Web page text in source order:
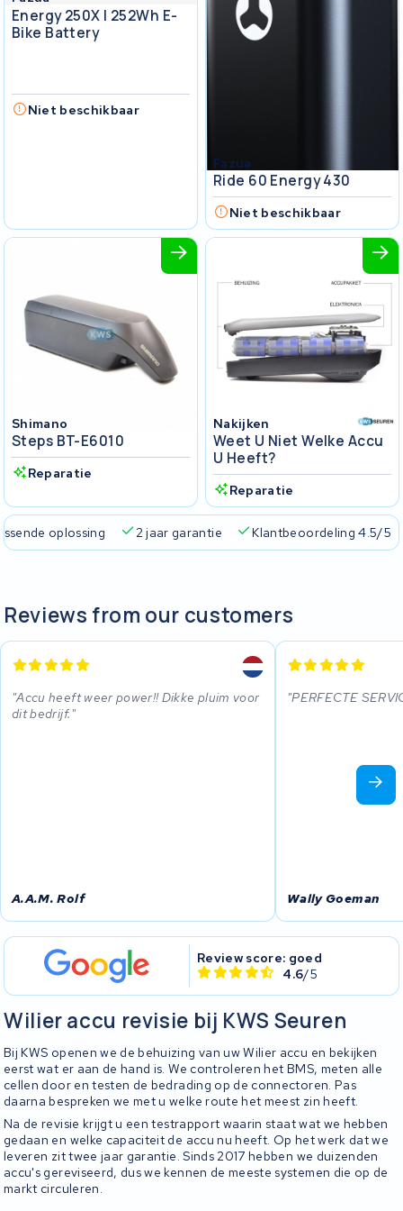
Energy 250X I 252Wh E-
Bike Battery
Niet beschikbaar
Fazua
Ride 60 Energy 430
Niet beschikbaar
Shimano
Steps BT-E6010
Reparatie
Nakijken
Weet U Niet Welke Accu
U Heeft?
Reparatie
oplossing 2 jaar garantie Klantbeoordeling 4.5/5
Reviews from our customers
Accu heeft weer power!! Dikke pluim voor
dit bedrijf.
A.A.M. Rolf
PERFECTE
Wally Goeman
Review score: goed
4.6/5
Wilier accu revisie bij KWS Seuren
Bij KWS openen we de behuizing van uw Wilier accu en bekijken
eerst wat er aan de hand is. We controleren het BMS, meten alle
cellen door en testen de bedrading op de connectoren. Pas
daarna bespreken we met u welke route het meest zin heeft.
Na de revisie krijgt u een testrapport waarin staat wat we hebben
gedaan en welke capaciteit de accu nu heeft. Op het werk dat we
leveren zit twee jaar garantie. Sinds 2017 hebben we duizenden
accu's gereviseerd, dus we kennen de meeste systemen die op de
markt circuleren.